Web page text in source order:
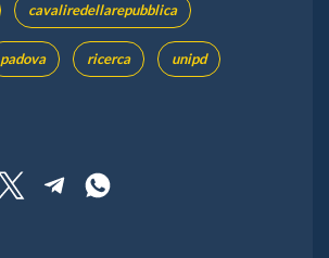
cavaliredellarepubblica
padova ricerca unipd